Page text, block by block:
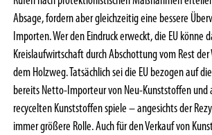
Absage, fordern aber gleichzeitig eine bessere
Importen. Wer den Eindruck erweckt, die EU könne
Kreislaufwirtschaft durch Abschottung vom Rest
dem Holzweg. Tatsächlich sei die EU bezogen auf
bereits Netto-Importeur von Neu-Kunststoffen und
recycelten Kunststoffen spiele – angesichts der
immer größere Rolle. Auch für den Verkauf von